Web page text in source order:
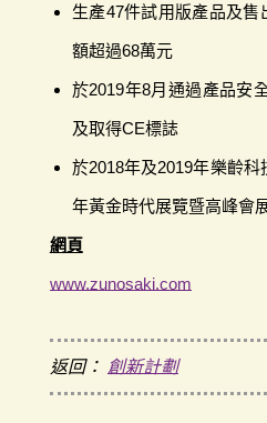
生產47件試用版產品及
額超過68萬元
於2019年8月通過產品安
及取得CE標誌
於2018年及2019年樂齡
年黃金時代展覽暨高峰會
網頁
www.zunosaki.com
返回： 創新計劃